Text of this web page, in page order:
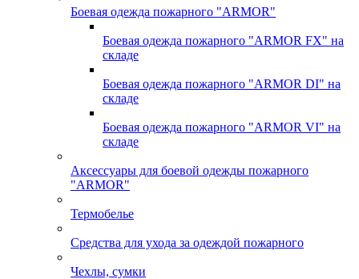
Боевая одежда пожарного "ARMOR"
Боевая одежда пожарного "ARMOR FX" на
складе
Боевая одежда пожарного "ARMOR DI" на
складе
Боевая одежда пожарного "ARMOR VI" на
складе
Аксессуары для боевой одежды пожарного
"ARMOR"
Термобелье
Средства для ухода за одеждой пожарного
Чехлы, сумки